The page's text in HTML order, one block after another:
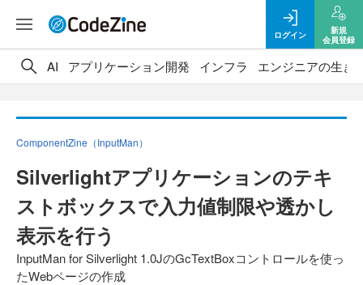
ログイン
新規
会員登録
AI アプリケーション開発 インフラ エンジニアの生き
ComponentZine（InputMan）
Silverlightアプリケーションのテキ
ストボックスで入力値制限や透かし
表示を行う
InputMan for Silverlight 1.0JのGcTextBoxコントロールを使っ
たWebページの作成